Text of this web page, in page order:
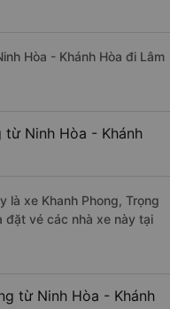
Hòa - Khánh Hòa đi Lâm
Ninh Hòa - Khánh
là xe Khanh Phong, Trọng
đặt vé các nhà xe này tại
từ Ninh Hòa - Khánh